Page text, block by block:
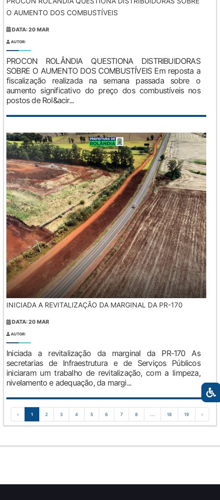
O AUMENTO DOS COMBUSTÍVEIS
DATA: 20 MAR
AUTOR:
PROCON ROLÂNDIA QUESTIONA DISTRIBUIDORAS
SOBRE O AUMENTO DOS COMBUSTÍVEIS Em reposta a
fiscalização realizada na semana passada sobre o
aumento significativo do preço dos combustíveis nos
postos de Rol&acir...
INICIADA A REVITALIZAÇÃO DA MARGINAL DA PR-170
DATA: 20 MAR
AUTOR:
Iniciada a revitalização da marginal da PR-170 As
secretarias de Infraestrutura e de Serviços Públicos
iniciaram um trabalho de revitalização, com a limpeza,
nivelamento e adequação, da margi...
‹ 1 2 3 4 5 6 7 8 ... 18 19 ›